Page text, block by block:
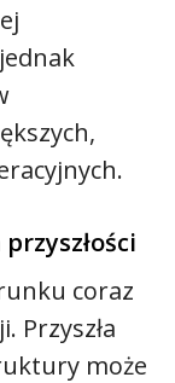
coraz
Przyszła
może